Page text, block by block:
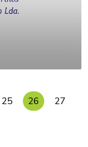
25 26 27